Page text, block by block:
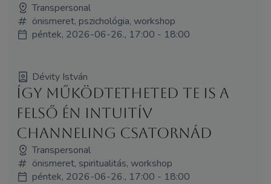
Transpersonal
önismeret, pszichológia, workshop
péntek, 2026-06-26., 17:00 - 18:00
Dévity István
Így működtetheted Te is a
felső Én intuitív
channeling csatornád
Transpersonal
önismeret, spiritualitás, workshop
péntek, 2026-06-26., 17:00 - 18:00